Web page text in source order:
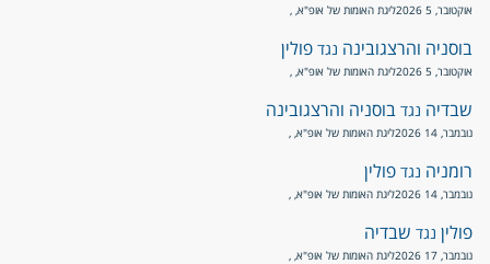
אוקטובר, 5 2026 ליגת האומות של אופ"א, ,
בוסניה והרצגובינה נגד פולין
אוקטובר, 5 2026 ליגת האומות של אופ"א, ,
שבדיה נגד בוסניה והרצגובינה
נובמבר, 14 2026 ליגת האומות של אופ"א, ,
רומניה נגד פולין
נובמבר, 14 2026 ליגת האומות של אופ"א, ,
פולין נגד שבדיה
נובמבר, 17 2026 ליגת האומות של אופ"א, ,